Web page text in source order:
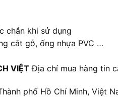
chắn khi sử dụng
cắt gỗ, ống nhựa PVC …
VIỆT Địa chỉ mua hàng tin
phố Hồ Chí Minh, Việt